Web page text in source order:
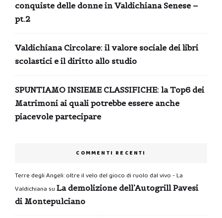
conquiste delle donne in Valdichiana Senese –
pt.2
Valdichiana Circolare: il valore sociale dei libri
scolastici e il diritto allo studio
SPUNTIAMO INSIEME CLASSIFICHE: la Top6 dei
Matrimoni ai quali potrebbe essere anche
piacevole partecipare
COMMENTI RECENTI
Terre degli Angeli: oltre il velo del gioco di ruolo dal vivo - La
Valdichiana su La demolizione dell’Autogrill Pavesi
di Montepulciano